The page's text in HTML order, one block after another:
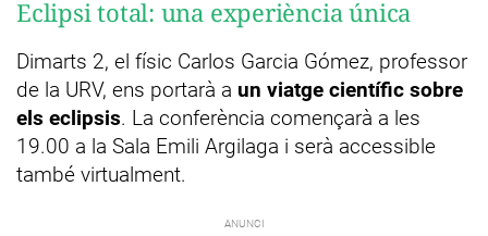
Eclipsi total: una experiència única
Dimarts 2, el físic Carlos Garcia Gómez, professor
de la URV, ens portarà a un viatge científic sobre
els eclipsis. La conferència començarà a les
19.00 a la Sala Emili Argilaga i serà accessible
també virtualment.